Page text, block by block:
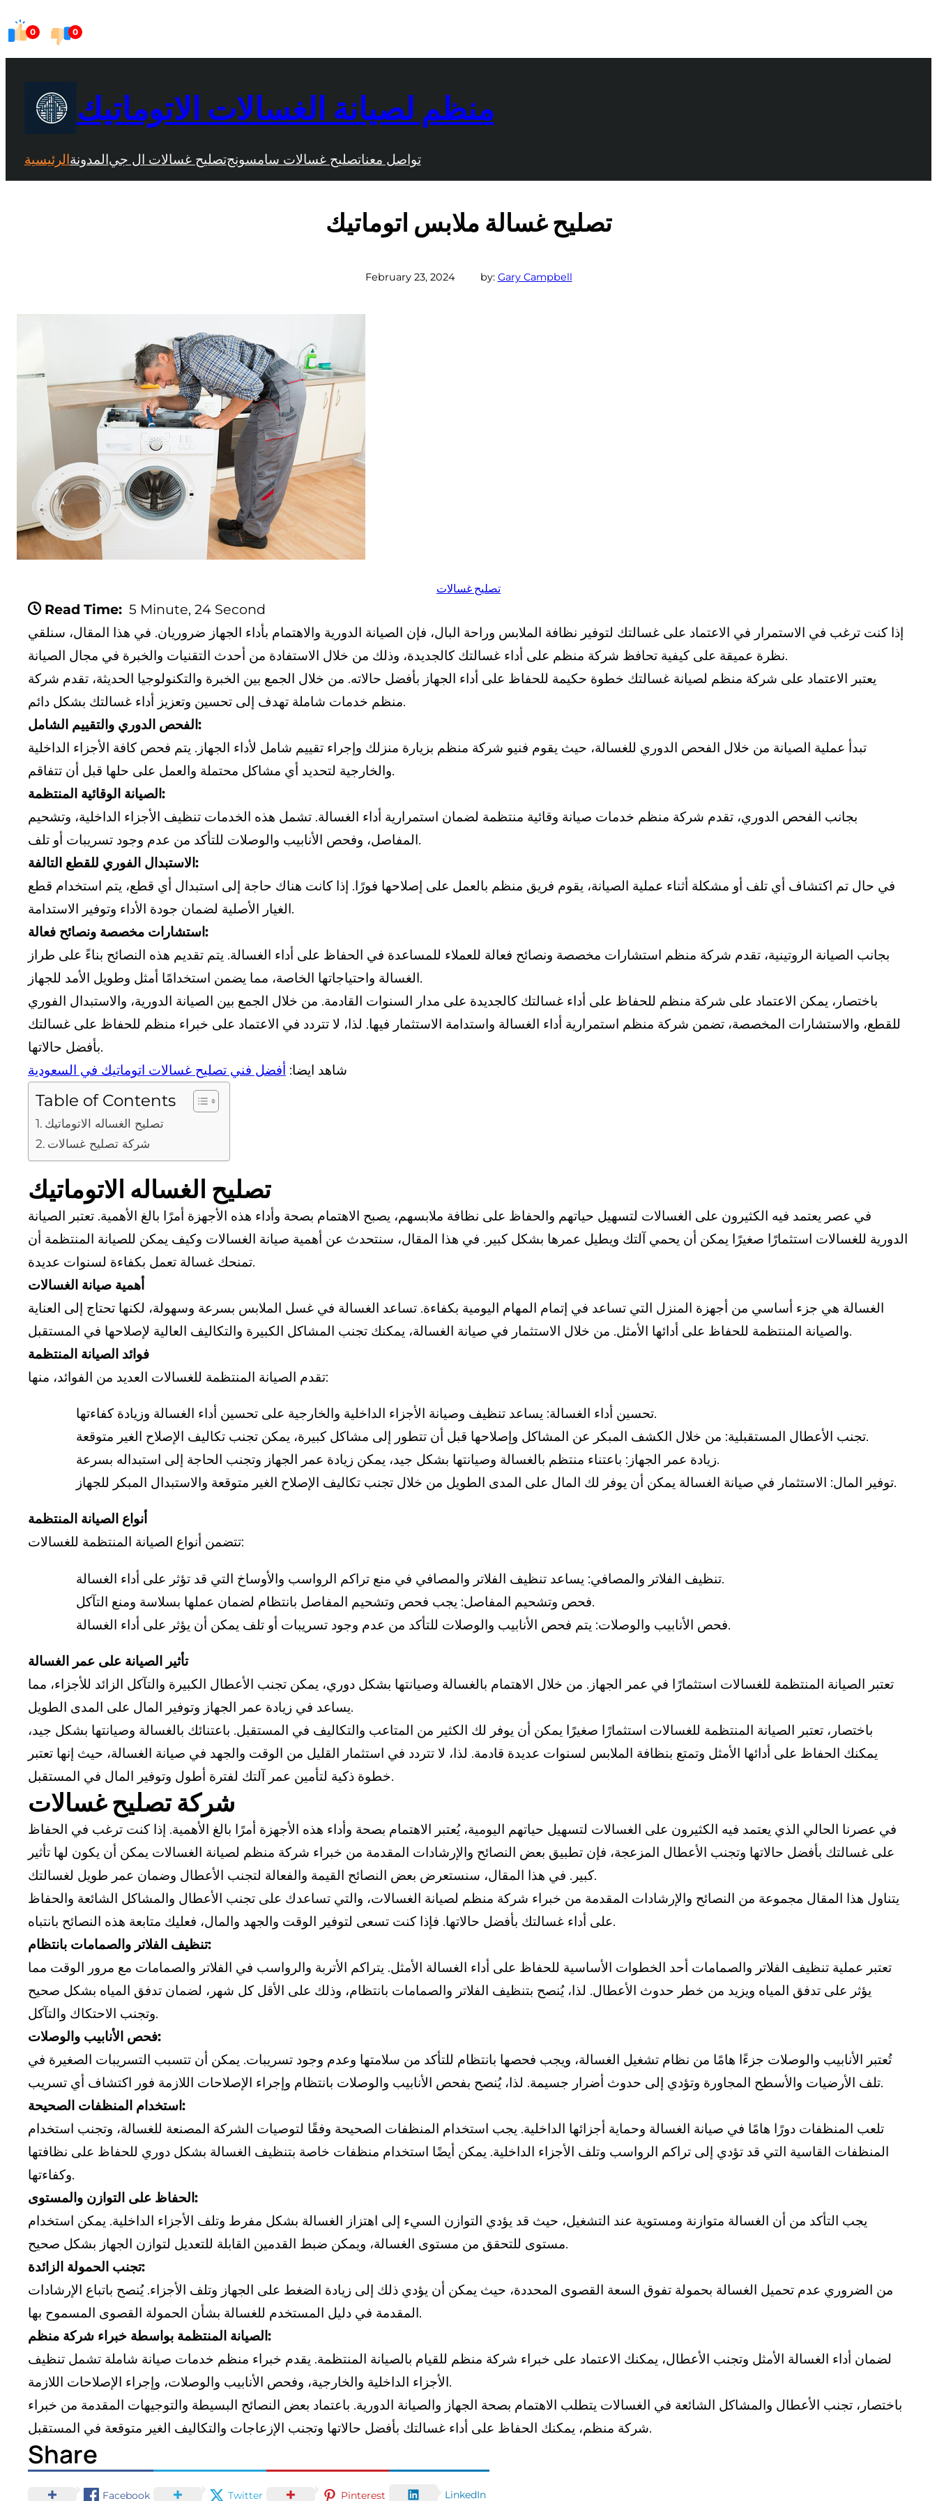
0 0
منظم لصيانة الغسالات الاتوماتيك
الرئيسيةالمدونةتصليح غسالات ال جيتصليح غسالات سامسونجتواصل معنا
تصليح غسالة ملابس اتوماتيك
February 23, 2024 by: Gary Campbell
تصليح غسالات
Read Time: 5 Minute, 24 Second
إذا كنت ترغب في الاستمرار في الاعتماد على غسالتك لتوفير نظافة الملابس وراحة البال، فإن الصيانة الدورية والاهتمام بأداء الجهاز ضروريان. في هذا المقال، سنلقي
نظرة عميقة على كيفية تحافظ شركة منظم على أداء غسالتك كالجديدة، وذلك من خلال الاستفادة من أحدث التقنيات والخبرة في مجال الصيانة.
يعتبر الاعتماد على شركة منظم لصيانة غسالتك خطوة حكيمة للحفاظ على أداء الجهاز بأفضل حالاته. من خلال الجمع بين الخبرة والتكنولوجيا الحديثة، تقدم شركة
منظم خدمات شاملة تهدف إلى تحسين وتعزيز أداء غسالتك بشكل دائم.
الفحص الدوري والتقييم الشامل:
تبدأ عملية الصيانة من خلال الفحص الدوري للغسالة، حيث يقوم فنيو شركة منظم بزيارة منزلك وإجراء تقييم شامل لأداء الجهاز. يتم فحص كافة الأجزاء الداخلية
والخارجية لتحديد أي مشاكل محتملة والعمل على حلها قبل أن تتفاقم.
الصيانة الوقائية المنتظمة:
بجانب الفحص الدوري، تقدم شركة منظم خدمات صيانة وقائية منتظمة لضمان استمرارية أداء الغسالة. تشمل هذه الخدمات تنظيف الأجزاء الداخلية، وتشحيم
المفاصل، وفحص الأنابيب والوصلات للتأكد من عدم وجود تسريبات أو تلف.
الاستبدال الفوري للقطع التالفة:
في حال تم اكتشاف أي تلف أو مشكلة أثناء عملية الصيانة، يقوم فريق منظم بالعمل على إصلاحها فورًا. إذا كانت هناك حاجة إلى استبدال أي قطع، يتم استخدام قطع
الغيار الأصلية لضمان جودة الأداء وتوفير الاستدامة.
استشارات مخصصة ونصائح فعالة:
بجانب الصيانة الروتينية، تقدم شركة منظم استشارات مخصصة ونصائح فعالة للعملاء للمساعدة في الحفاظ على أداء الغسالة. يتم تقديم هذه النصائح بناءً على طراز
الغسالة واحتياجاتها الخاصة، مما يضمن استخدامًا أمثل وطويل الأمد للجهاز.
باختصار، يمكن الاعتماد على شركة منظم للحفاظ على أداء غسالتك كالجديدة على مدار السنوات القادمة. من خلال الجمع بين الصيانة الدورية، والاستبدال الفوري
للقطع، والاستشارات المخصصة، تضمن شركة منظم استمرارية أداء الغسالة واستدامة الاستثمار فيها. لذا، لا تتردد في الاعتماد على خبراء منظم للحفاظ على غسالتك
بأفضل حالاتها.
شاهد ايضا: أفضل فني تصليح غسالات اتوماتيك في السعودية
Table of Contents
تصليح الغساله الاتوماتيك
شركة تصليح غسالات
تصليح الغساله الاتوماتيك
في عصر يعتمد فيه الكثيرون على الغسالات لتسهيل حياتهم والحفاظ على نظافة ملابسهم، يصبح الاهتمام بصحة وأداء هذه الأجهزة أمرًا بالغ الأهمية. تعتبر الصيانة
الدورية للغسالات استثمارًا صغيرًا يمكن أن يحمي آلتك ويطيل عمرها بشكل كبير. في هذا المقال، سنتحدث عن أهمية صيانة الغسالات وكيف يمكن للصيانة المنتظمة أن
تمنحك غسالة تعمل بكفاءة لسنوات عديدة.
أهمية صيانة الغسالات
الغسالة هي جزء أساسي من أجهزة المنزل التي تساعد في إتمام المهام اليومية بكفاءة. تساعد الغسالة في غسل الملابس بسرعة وسهولة، لكنها تحتاج إلى العناية
والصيانة المنتظمة للحفاظ على أدائها الأمثل. من خلال الاستثمار في صيانة الغسالة، يمكنك تجنب المشاكل الكبيرة والتكاليف العالية لإصلاحها في المستقبل.
فوائد الصيانة المنتظمة
تقدم الصيانة المنتظمة للغسالات العديد من الفوائد، منها:
تحسين أداء الغسالة: يساعد تنظيف وصيانة الأجزاء الداخلية والخارجية على تحسين أداء الغسالة وزيادة كفاءتها.
تجنب الأعطال المستقبلية: من خلال الكشف المبكر عن المشاكل وإصلاحها قبل أن تتطور إلى مشاكل كبيرة، يمكن تجنب تكاليف الإصلاح الغير متوقعة.
زيادة عمر الجهاز: باعتناء منتظم بالغسالة وصيانتها بشكل جيد، يمكن زيادة عمر الجهاز وتجنب الحاجة إلى استبداله بسرعة.
توفير المال: الاستثمار في صيانة الغسالة يمكن أن يوفر لك المال على المدى الطويل من خلال تجنب تكاليف الإصلاح الغير متوقعة والاستبدال المبكر للجهاز.
أنواع الصيانة المنتظمة
تتضمن أنواع الصيانة المنتظمة للغسالات:
تنظيف الفلاتر والمصافي: يساعد تنظيف الفلاتر والمصافي في منع تراكم الرواسب والأوساخ التي قد تؤثر على أداء الغسالة.
فحص وتشحيم المفاصل: يجب فحص وتشحيم المفاصل بانتظام لضمان عملها بسلاسة ومنع التآكل.
فحص الأنابيب والوصلات: يتم فحص الأنابيب والوصلات للتأكد من عدم وجود تسريبات أو تلف يمكن أن يؤثر على أداء الغسالة.
تأثير الصيانة على عمر الغسالة
تعتبر الصيانة المنتظمة للغسالات استثمارًا في عمر الجهاز. من خلال الاهتمام بالغسالة وصيانتها بشكل دوري، يمكن تجنب الأعطال الكبيرة والتآكل الزائد للأجزاء، مما
يساعد في زيادة عمر الجهاز وتوفير المال على المدى الطويل.
باختصار، تعتبر الصيانة المنتظمة للغسالات استثمارًا صغيرًا يمكن أن يوفر لك الكثير من المتاعب والتكاليف في المستقبل. باعتنائك بالغسالة وصيانتها بشكل جيد،
يمكنك الحفاظ على أدائها الأمثل وتمتع بنظافة الملابس لسنوات عديدة قادمة. لذا، لا تتردد في استثمار القليل من الوقت والجهد في صيانة الغسالة، حيث إنها تعتبر
خطوة ذكية لتأمين عمر آلتك لفترة أطول وتوفير المال في المستقبل.
شركة تصليح غسالات
في عصرنا الحالي الذي يعتمد فيه الكثيرون على الغسالات لتسهيل حياتهم اليومية، يُعتبر الاهتمام بصحة وأداء هذه الأجهزة أمرًا بالغ الأهمية. إذا كنت ترغب في الحفاظ
على غسالتك بأفضل حالاتها وتجنب الأعطال المزعجة، فإن تطبيق بعض النصائح والإرشادات المقدمة من خبراء شركة منظم لصيانة الغسالات يمكن أن يكون لها تأثير
كبير. في هذا المقال، سنستعرض بعض النصائح القيمة والفعالة لتجنب الأعطال وضمان عمر طويل لغسالتك.
يتناول هذا المقال مجموعة من النصائح والإرشادات المقدمة من خبراء شركة منظم لصيانة الغسالات، والتي تساعدك على تجنب الأعطال والمشاكل الشائعة والحفاظ
على أداء غسالتك بأفضل حالاتها. فإذا كنت تسعى لتوفير الوقت والجهد والمال، فعليك متابعة هذه النصائح بانتباه.
تنظيف الفلاتر والصمامات بانتظام:
تعتبر عملية تنظيف الفلاتر والصمامات أحد الخطوات الأساسية للحفاظ على أداء الغسالة الأمثل. يتراكم الأتربة والرواسب في الفلاتر والصمامات مع مرور الوقت مما
يؤثر على تدفق المياه ويزيد من خطر حدوث الأعطال. لذا، يُنصح بتنظيف الفلاتر والصمامات بانتظام، وذلك على الأقل كل شهر، لضمان تدفق المياه بشكل صحيح
وتجنب الاحتكاك والتآكل.
فحص الأنابيب والوصلات:
تُعتبر الأنابيب والوصلات جزءًا هامًا من نظام تشغيل الغسالة، ويجب فحصها بانتظام للتأكد من سلامتها وعدم وجود تسريبات. يمكن أن تتسبب التسريبات الصغيرة في
تلف الأرضيات والأسطح المجاورة وتؤدي إلى حدوث أضرار جسيمة. لذا، يُنصح بفحص الأنابيب والوصلات بانتظام وإجراء الإصلاحات اللازمة فور اكتشاف أي تسريب.
استخدام المنظفات الصحيحة:
تلعب المنظفات دورًا هامًا في صيانة الغسالة وحماية أجزائها الداخلية. يجب استخدام المنظفات الصحيحة وفقًا لتوصيات الشركة المصنعة للغسالة، وتجنب استخدام
المنظفات القاسية التي قد تؤدي إلى تراكم الرواسب وتلف الأجزاء الداخلية. يمكن أيضًا استخدام منظفات خاصة بتنظيف الغسالة بشكل دوري للحفاظ على نظافتها
وكفاءتها.
الحفاظ على التوازن والمستوى:
يجب التأكد من أن الغسالة متوازنة ومستوية عند التشغيل، حيث قد يؤدي التوازن السيء إلى اهتزاز الغسالة بشكل مفرط وتلف الأجزاء الداخلية. يمكن استخدام
مستوى للتحقق من مستوى الغسالة، ويمكن ضبط القدمين القابلة للتعديل لتوازن الجهاز بشكل صحيح.
تجنب الحمولة الزائدة:
من الضروري عدم تحميل الغسالة بحمولة تفوق السعة القصوى المحددة، حيث يمكن أن يؤدي ذلك إلى زيادة الضغط على الجهاز وتلف الأجزاء. يُنصح باتباع الإرشادات
المقدمة في دليل المستخدم للغسالة بشأن الحمولة القصوى المسموح بها.
الصيانة المنتظمة بواسطة خبراء شركة منظم:
لضمان أداء الغسالة الأمثل وتجنب الأعطال، يمكنك الاعتماد على خبراء شركة منظم للقيام بالصيانة المنتظمة. يقدم خبراء منظم خدمات صيانة شاملة تشمل تنظيف
الأجزاء الداخلية والخارجية، وفحص الأنابيب والوصلات، وإجراء الإصلاحات اللازمة.
باختصار، تجنب الأعطال والمشاكل الشائعة في الغسالات يتطلب الاهتمام بصحة الجهاز والصيانة الدورية. باعتماد بعض النصائح البسيطة والتوجيهات المقدمة من خبراء
شركة منظم، يمكنك الحفاظ على أداء غسالتك بأفضل حالاتها وتجنب الإزعاجات والتكاليف الغير متوقعة في المستقبل.
Share
Facebook Twitter Pinterest LinkedIn